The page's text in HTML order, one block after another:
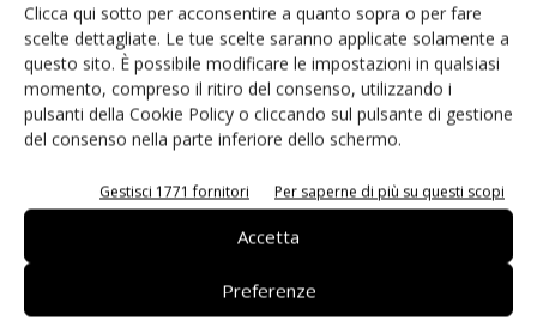
Clicca qui sotto per acconsentire a quanto sopra o per fare
scelte dettagliate. Le tue scelte saranno applicate solamente a
questo sito. È possibile modificare le impostazioni in qualsiasi
momento, compreso il ritiro del consenso, utilizzando i
pulsanti della Cookie Policy o cliccando sul pulsante di gestione
del consenso nella parte inferiore dello schermo.
Gestisci 1771 fornitori Per saperne di più su questi scopi
Accetta
Preferenze
dell'offset di portante). Il livello Uwb è invece orientato espressamente ad
applicazioni ad elevata affidabilità, elevate prestazioni ma bassa
dissipazione di potenza. Sono previsti due diversi modi operativi, ovvero
default mode e QoS, quest'ultimo destinato ad applicazioni medicali ad
, Phr(Physical Layer Header)
e Psdu, che può includere oltre al
, ovvero il frame definito dal Mac Layer,
codici Bch di controllo di parità (in modalità default). Sono previste 2
diverse bande di trasmissione. La prima (low band) include 3 canali di